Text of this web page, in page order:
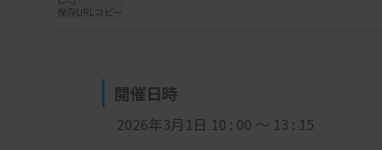
保存URLコピー
開催日時
2026年3月1日 10 : 00 ～ 13 : 15